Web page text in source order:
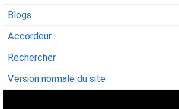
Blogs
Accordeur
Rechercher
Version normale du site